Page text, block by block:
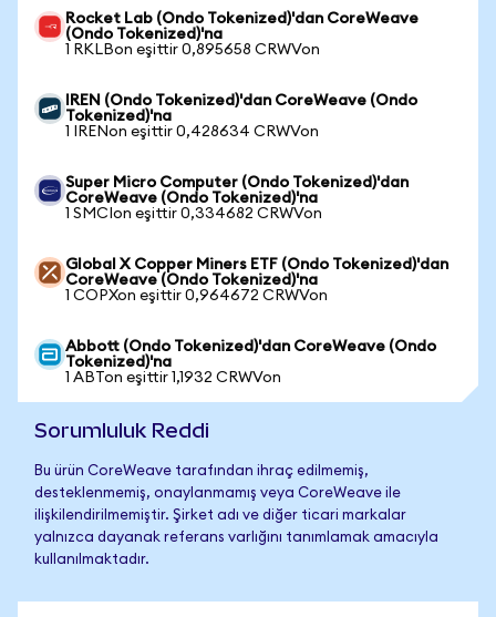
Rocket Lab (Ondo Tokenized)'dan CoreWeave
(Ondo Tokenized)'na
1 RKLBon eşittir 0,895658 CRWVon
IREN (Ondo Tokenized)'dan CoreWeave (Ondo
Tokenized)'na
1 IRENon eşittir 0,428634 CRWVon
Super Micro Computer (Ondo Tokenized)'dan
CoreWeave (Ondo Tokenized)'na
1 SMCIon eşittir 0,334682 CRWVon
Global X Copper Miners ETF (Ondo Tokenized)'dan
CoreWeave (Ondo Tokenized)'na
1 COPXon eşittir 0,964672 CRWVon
Abbott (Ondo Tokenized)'dan CoreWeave (Ondo
Tokenized)'na
1 ABTon eşittir 1,1932 CRWVon
Sorumluluk Reddi
Bu ürün CoreWeave tarafından ihraç edilmemiş,
desteklenmemiş, onaylanmamış veya CoreWeave ile
ilişkilendirilmemiştir. Şirket adı ve diğer ticari markalar
yalnızca dayanak referans varlığını tanımlamak amacıyla
kullanılmaktadır.